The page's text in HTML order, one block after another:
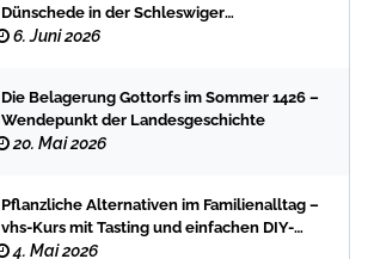
Dünschede in der Schleswiger
Stadtbücherei
6. Juni 2026
Die Belagerung Gottorfs im Sommer 1426 –
Wendepunkt der Landesgeschichte
20. Mai 2026
Pflanzliche Alternativen im Familienalltag –
vhs-Kurs mit Tasting und einfachen DIY-
Rezepten
4. Mai 2026